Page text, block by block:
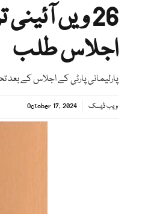
26 ویں
اجلاس طلب
پارلیمانی پارٹی کے اجلاس کے
ویب ڈیسک October 17, 2024